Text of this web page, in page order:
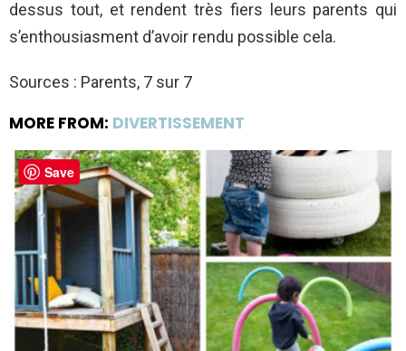
dessus tout, et rendent très fiers leurs parents qui
s’enthousiasment d’avoir rendu possible cela.
Sources : Parents, 7 sur 7
MORE FROM: DIVERTISSEMENT
Save